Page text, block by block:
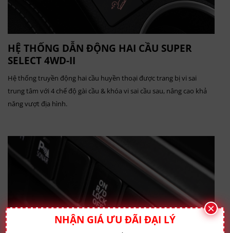
HỆ THỐNG DẪN ĐỘNG HAI CẦU SUPER
SELECT 4WD-II
Hệ thống truyền động hai cầu huyền thoại được trang bị vi sai
trung tâm với 4 chế độ gài cầu & khóa vi sai cầu sau, nâng cao khả
năng vượt địa hình.
NHẬN GIÁ ƯU ĐÃI ĐẠI LÝ
×